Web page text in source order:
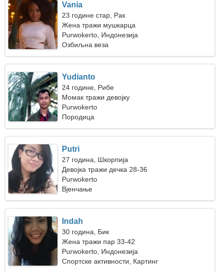
Vania
23 године стар, Рак
Жена тражи мушкарца
Purwokerto, Индонезија
Озбиљна веза
Yudianto
24 године, Рибе
Момак тражи девојку
Purwokerto
Породица
Putri
27 година, Шкорпија
Девојка тражи дечка 28-36
Purwokerto
Вјенчање
Indah
30 година, Бик
Жена тражи пар 33-42
Purwokerto, Индонезија
Спортске активности, Картинг